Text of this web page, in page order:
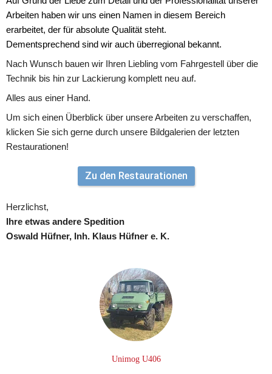
Arbeiten haben wir uns einen Namen in diesem Bereich
erarbeitet, der für absolute Qualität steht.
Dementsprechend sind wir auch überregional bekannt.
Nach Wunsch bauen wir Ihren Liebling vom Fahrgestell über die
Technik bis hin zur Lackierung komplett neu auf.
Alles aus einer Hand.
Um sich einen Überblick über unsere Arbeiten zu verschaffen,
klicken Sie sich gerne durch unsere Bildgalerien der letzten
Restaurationen!
Zu den Restaurationen
Herzlichst,
Ihre etwas andere Spedition
Oswald Hüfner, Inh. Klaus Hüfner e. K.
Unimog U406